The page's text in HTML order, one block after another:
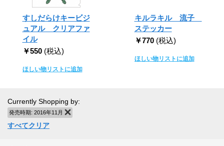
すしだらけキービジ
ュアル クリアファ
イル
￥550 (税込)
ほしい物リストに追加
キルラキル 流子
ステッカー
￥770 (税込)
ほしい物リストに追加
Currently Shopping by:
発売時期: 2016年11月
すべてクリア